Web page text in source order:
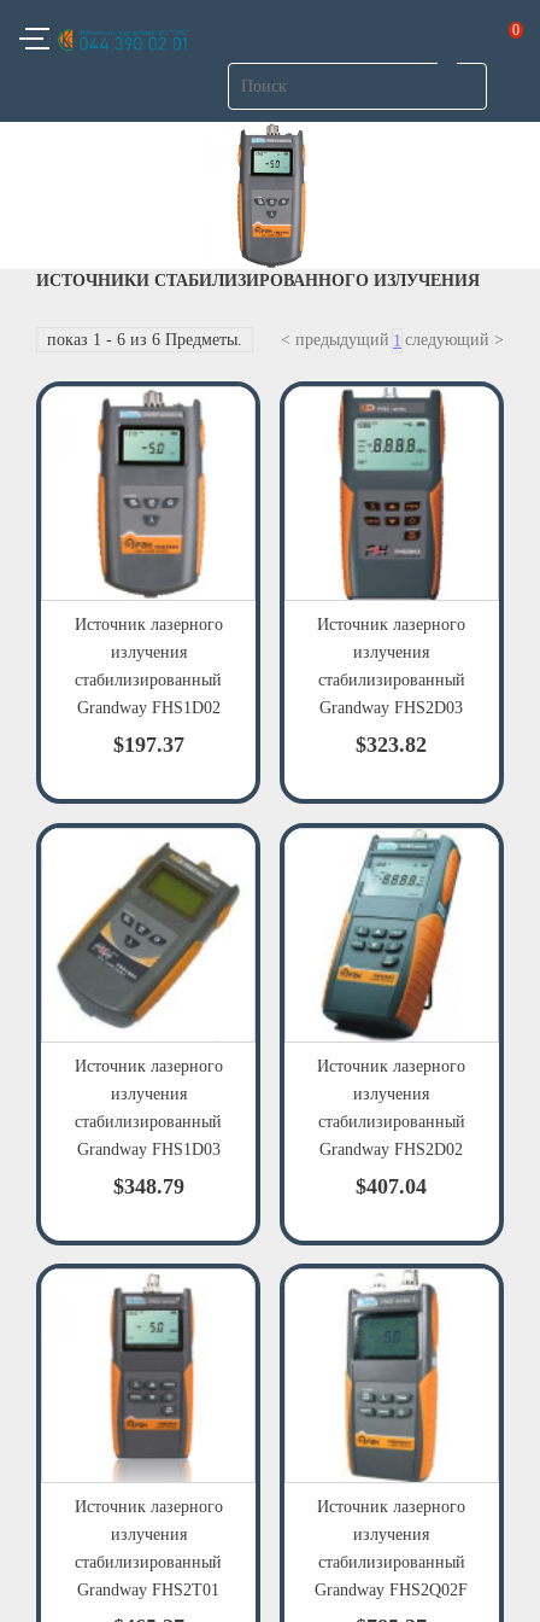
0
ИСТОЧНИКИ СТАБИЛИЗИРОВАННОГО ИЗЛУЧЕНИЯ
показ 1 - 6 из 6 Предметы. < предыдущий 1 следующий >
Источник лазерного
излучения
стабилизированный
Grandway FHS1D02
$197.37
Источник лазерного
излучения
стабилизированный
Grandway FHS2D03
$323.82
Источник лазерного
излучения
стабилизированный
Grandway FHS1D03
$348.79
Источник лазерного
излучения
стабилизированный
Grandway FHS2D02
$407.04
Источник лазерного
излучения
стабилизированный
Grandway FHS2T01
Источник лазерного
излучения
стабилизированный
Grandway FHS2Q02F